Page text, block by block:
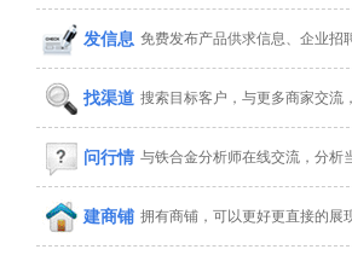
发信息 免费发布产品供求信息、企业招
找渠道 搜索目标客户，与更多商家交流
问行情 与铁合金分析师在线交流，分析
建商铺 拥有商铺，可以更好更直接的展